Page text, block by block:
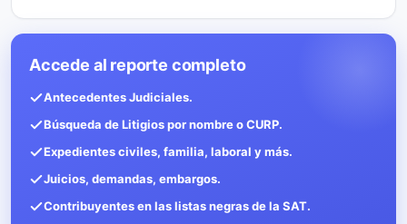
Accede al reporte completo
Antecedentes Judiciales.
Búsqueda de Litigios por nombre o CURP.
Expedientes civiles, familia, laboral y más.
Juicios, demandas, embargos.
Contribuyentes en las listas negras de la SAT.